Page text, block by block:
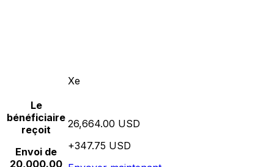
Xe
Le
bénéficiaire
reçoit
Envoi de
20,000.00
26,664.00 USD
+347.75 USD